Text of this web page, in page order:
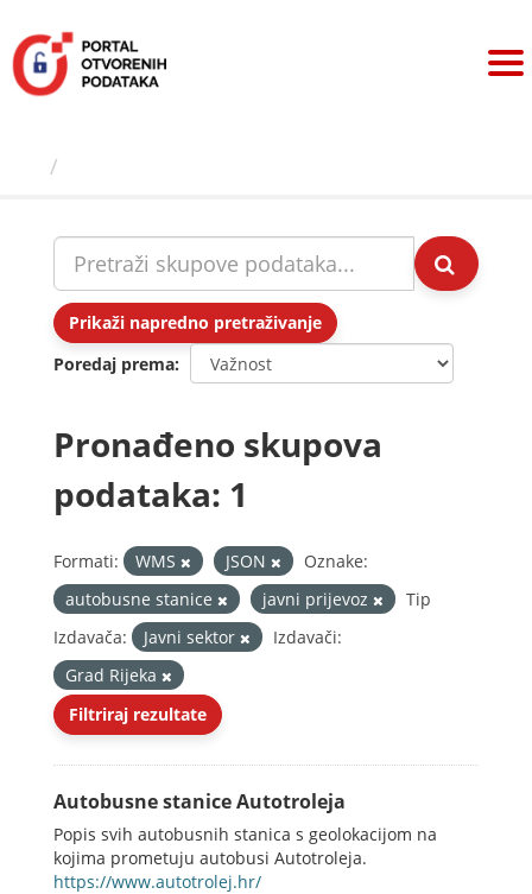
sadržaj
Prikaži napredno pretraživanje
Poredaj prema
Pronađeno skupova
podataka: 1
Formati: WMS JSON
Oznake:
autobusne stanice
javni prijevoz
Tip
Izdavača:
Javni sektor
Izdavači:
Grad Rijeka
Filtriraj rezultate
Autobusne stanice Autotroleja
Popis svih autobusnih stanica s geolokacijom na
kojima prometuju autobusi Autotroleja.
https://www.autotrolej.hr/